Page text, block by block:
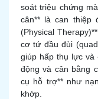
soát triệu chứng
cân** là can thiệp
(Physical
cơ tứ đầu đùi
giúp hấp thụ lực và
động và cân bằng
cụ hỗ trợ** như
khớp.